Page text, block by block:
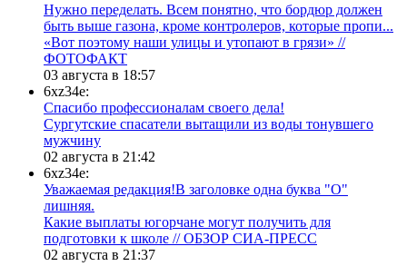
Нужно переделать. Всем понятно, что бордюр должен
быть выше газона, кроме контролеров, которые пропи...
«Вот поэтому наши улицы и утопают в грязи» //
ФОТОФАКТ
03 августа в 18:57
6xz34e:
Спасибо профессионалам своего дела!
Сургутские спасатели вытащили из воды тонувшего
мужчину
02 августа в 21:42
6xz34e:
Уважаемая редакция!В заголовке одна буква "О"
лишняя.
Какие выплаты югорчане могут получить для
подготовки к школе // ОБЗОР СИА-ПРЕСС
02 августа в 21:37